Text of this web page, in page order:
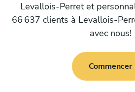
Levallois-Perret et
66 637 clients à Levallois-
avec nous!
Commencer